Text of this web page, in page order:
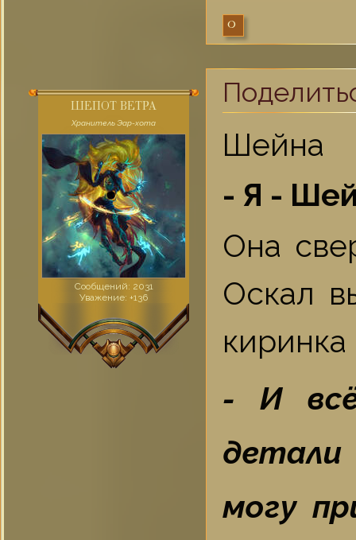
0
ШЕПОТ ВЕТРА
Хранитель Эар-хота
Сообщений: 2031
Уважение: +136
Шейна
- Я -
Она
Оскал
- И
могу